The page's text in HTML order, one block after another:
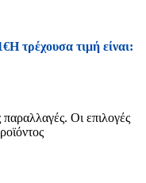
€Η τρέχουσα τιμή είναι:
Οι επιλογές